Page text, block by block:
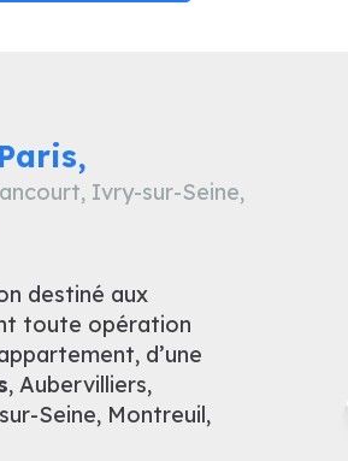
Ivry-sur-Seine,
destiné aux
toute opération
d’une
, Aubervilliers,
Seine, Montreuil,